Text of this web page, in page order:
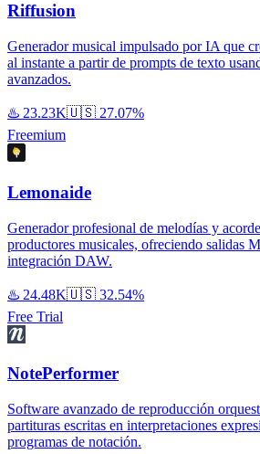
Riffusion
Generador musical impulsado por IA que
al instante a partir de prompts de texto
avanzados.
♨️ 23.23K🇺🇸 27.07%
Freemium
Lemonaide
Generador profesional de melodías y
productores musicales, ofreciendo salidas
integración DAW.
♨️ 24.48K🇺🇸 32.54%
Free Trial
NotePerformer
Software avanzado de reproducción
partituras escritas en interpretaciones
programas de notación.